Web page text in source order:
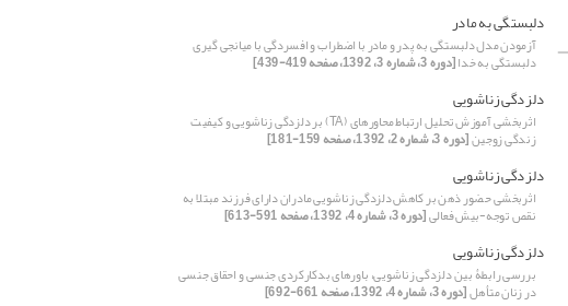
دلبستگی به مادر
آزمودن مدل دلبستگی به پدر و مادر با اضطراب و افسردگی با میانجی گیری
دلبستگی به خدا[دوره 3، شماره 3، 1392، صفحه 419-439]
دلزدگی زناشویی
اثربخشی آموزش تحلیل ارتباط محاوره‏ای (TA) بر دلزدگی زناشویی و کیفیت
زندگی زوجین[دوره 3، شماره 2، 1392، صفحه 159-181]
دلزدگی زناشویی
اثربخشی حضور ذهن بر کاهش دلزدگی زناشویی مادران دارای فرزند مبتلا به
نقص توجه-بیش فعالی[دوره 3، شماره 4، 1392، صفحه 591-613]
دلزدگی زناشویی
بررسی رابطۀ بین دلزدگی زناشویی، باورهای بدکارکردی جنسی و احقاق جنسی
در زنان متأهل[دوره 3، شماره 4، 1392، صفحه 661-692]